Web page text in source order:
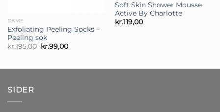
DAME
Exfoliating Peeling Socks –
Peeling sok
kr.195,00 Den
oprindelige
kr.195,00.
kr.99,00Den
kr.99,00.
Soft Skin Shower Mousse
Active By Charlotte
kr.119,00
SIDER